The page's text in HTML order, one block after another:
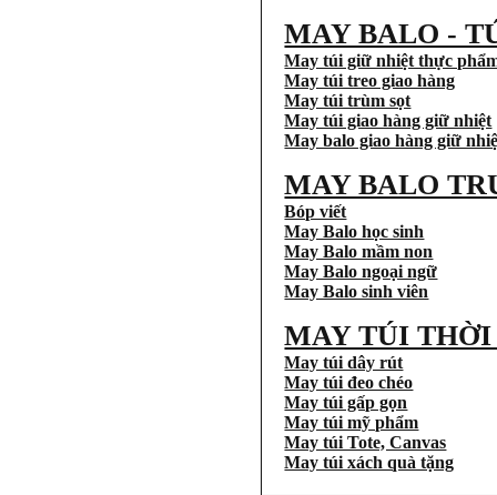
MAY BALO -
May túi giữ nhiệt thực
May túi treo giao hàng
May túi trùm sọt
May túi giao hàng giữ nhiệt
May balo giao hàng giữ
MAY BALO
Bóp viết
May Balo học sinh
May Balo mầm non
May Balo ngoại ngữ
May Balo sinh viên
MAY TÚI
May túi dây rút
May túi đeo chéo
May túi gấp gọn
May túi mỹ phẩm
May túi Tote, Canvas
May túi xách quà tặng